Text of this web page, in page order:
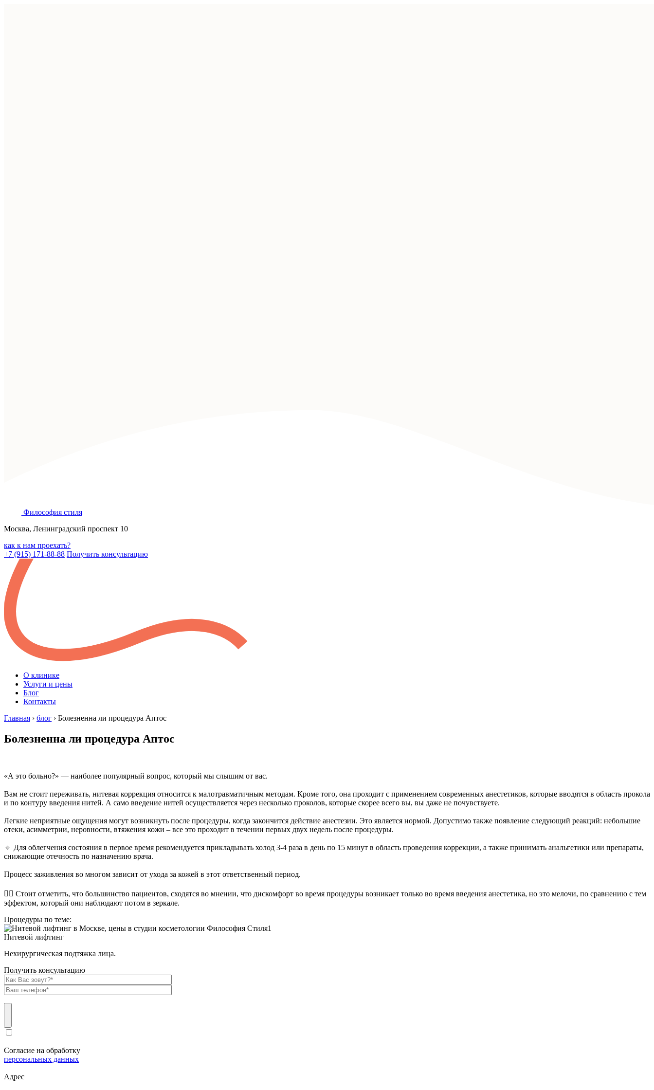
Философия стиля
Москва, Ленинградский проспект 10
как к нам проехать?
+7 (915) 171-88-88 Получить консультацию
О клинике
Услуги и цены
Блог
Контакты
Главная › блог › Болезненна ли процедура Аптос
Болезненна ли процедура Аптос
«А это больно?» — наиболее популярный вопрос, который мы слышим от вас.
Вам не стоит переживать, нитевая коррекция относится к малотравматичным методам. Кроме того, она проходит с применением современных анестетиков, которые вводятся в область прокола
и по контуру введения нитей. А само введение нитей осуществляется через несколько проколов, которые скорее всего вы, вы даже не почувствуете.
Легкие неприятные ощущения могут возникнуть после процедуры, когда закончится действие анестезии. Это является нормой. Допустимо также появление следующий реакций: небольшие
отеки, асимметрии, неровности, втяжения кожи – все это проходит в течении первых двух недель после процедуры.
🔹 Для облегчения состояния в первое время рекомендуется прикладывать холод 3-4 раза в день по 15 минут в область проведения коррекции, а также принимать анальгетики или препараты,
снижающие отечность по назначению врача.
Процесс заживления во многом зависит от ухода за кожей в этот ответственный период.
👉🏻 Стоит отметить, что большинство пациентов, сходятся во мнении, что дискомфорт во время процедуры возникает только во время введения анестетика, но это мелочи, по сравнению с тем
эффектом, который они наблюдают потом в зеркале.
Процедуры по теме:
Нитевой лифтинг
Нехирургическая подтяжка лица.
Получить консультацию
Согласие на обработку
персональных данных
Адрес